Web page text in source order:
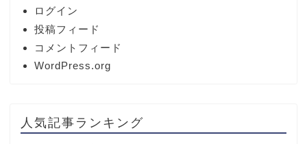
ログイン
投稿フィード
コメントフィード
WordPress.org
人気記事ランキング